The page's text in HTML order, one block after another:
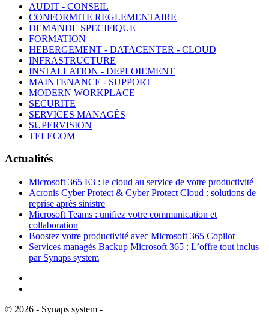
AUDIT - CONSEIL
CONFORMITE REGLEMENTAIRE
DEMANDE SPECIFIQUE
FORMATION
HEBERGEMENT - DATACENTER - CLOUD
INFRASTRUCTURE
INSTALLATION - DEPLOIEMENT
MAINTENANCE - SUPPORT
MODERN WORKPLACE
SECURITE
SERVICES MANAGÉS
SUPERVISION
TELECOM
Actualités
Microsoft 365 E3 : le cloud au service de votre productivité
Acronis Cyber Protect & Cyber Protect Cloud : solutions de
reprise après sinistre
Microsoft Teams : unifiez votre communication et
collaboration
Boostez votre productivité avec Microsoft 365 Copilot
Services managés Backup Microsoft 365 : L’offre tout inclus
par Synaps system
© 2026 - Synaps system -